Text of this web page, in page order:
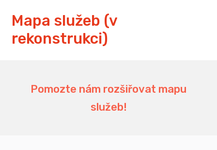
Mapa služeb (v
rekonstrukci)
Pomozte nám rozšiřovat mapu
služeb!